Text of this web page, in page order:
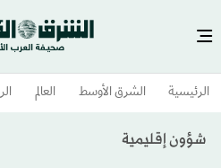
الرئيسية الشرق الأوسط​ العالم
شؤون إقليمية